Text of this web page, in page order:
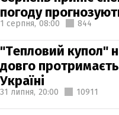
погоду
1 серпня, 08:00 844
"Тепловий купол"
довго
Україні
31 липня, 20:00 10911